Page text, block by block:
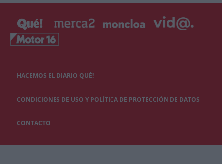
HACEMOS EL DIARIO QUÉ!
CONDICIONES DE USO Y POLÍTICA DE PROTECCIÓN DE DATOS
CONTACTO